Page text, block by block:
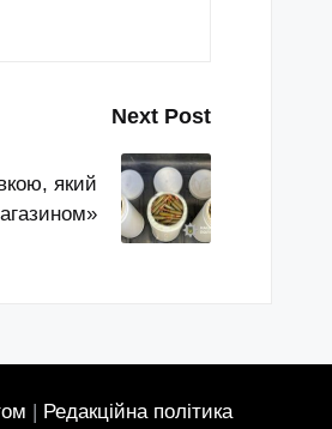
Next Post
який
Редакційна політика